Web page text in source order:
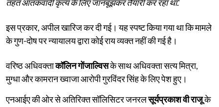
तहत आतंकवादी कृत्य के लिए जानबूझकर तैयारी कर रहा था.'
इस प्रकार, अपील खारिज कर दी गई। यह स्पष्ट किया गया था कि मामले
के गुण-दोष पर न्यायालय द्वारा कोई राय व्यक्त नहीं की गई है।
वरिष्ठ अधिवक्ताकॉलिन गोंजाल्विसके साथ अधिवक्ता सत्य मित्रा,
मुग्धा और कामरान ख्वाजा आरोपी गुरविंदर सिंह के लिए पेश हुए।
एनआईए की ओर से अतिरिक्त सॉलिसिटर जनरलसूर्यप्रकाश वी राजूके